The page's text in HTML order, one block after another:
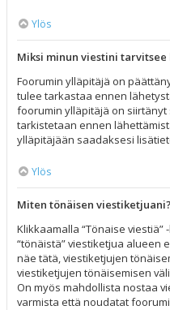
Ylös
Miksi minun viestini tarvitsee
Foorumin ylläpitäjä on
tulee tarkastaa ennen
foorumin ylläpitäjä on
tarkistetaan ennen
ylläpitäjään saadaksesi
Ylös
Miten tönäisen viestiketjuani?
Klikkaamalla “Tönaise
“tönäistä” viestiketjua alueen
näe tätä, viestiketjujen
viestiketjujen tönäisemisen
On myös mahdollista nostaa
varmista että noudatat